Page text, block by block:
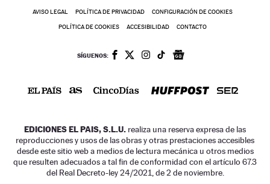
AVISO LEGAL POLÍTICA DE PRIVACIDAD CONFIGURACIÓN DE COOKIES
POLÍTICA DE COOKIES ACCESIBILIDAD CONTACTO
SÍGUENOS:
EDICIONES EL PAIS, S.L.U. realiza una reserva expresa de las
reproducciones y usos de las obras y otras prestaciones accesibles
desde este sitio web a medios de lectura mecánica u otros medios
que resulten adecuados a tal fin de conformidad con el artículo 67.3
del Real Decreto-ley 24/2021, de 2 de noviembre.